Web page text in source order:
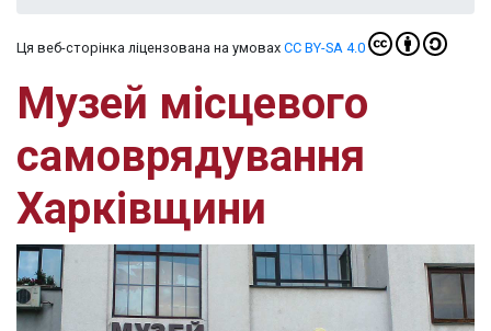
Ця веб-сторінка ліцензована на умовах CC BY-SA 4.0
Музей місцевого
самоврядування
Харківщини